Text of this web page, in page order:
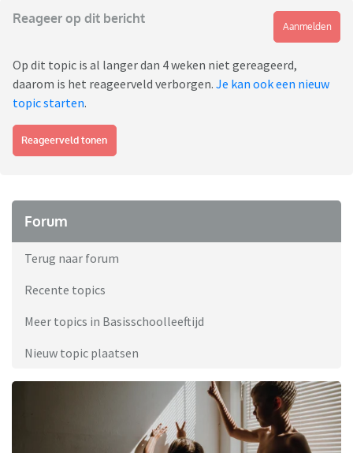
Reageer op dit bericht
Aanmelden
Op dit topic is al langer dan 4 weken niet gereageerd,
daarom is het reageerveld verborgen. Je kan ook een nieuw
topic starten.
Reageerveld tonen
Forum
Terug naar forum
Recente topics
Meer topics in Basisschoolleeftijd
Nieuw topic plaatsen